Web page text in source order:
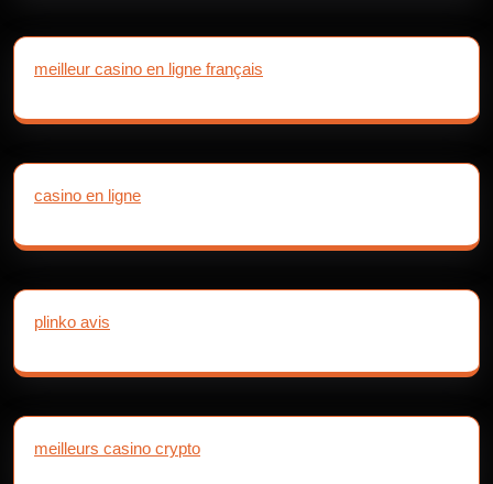
meilleur casino en ligne français
casino en ligne
plinko avis
meilleurs casino crypto